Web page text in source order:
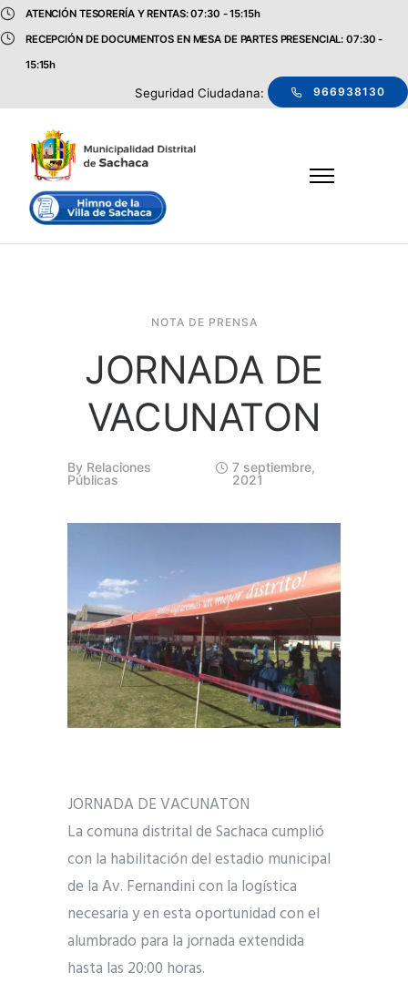
ATENCIÓN TESORERÍA Y RENTAS: 07:30 - 15:15h
RECEPCIÓN DE DOCUMENTOS EN MESA DE PARTES PRESENCIAL: 07:30 -
15:15h
Seguridad Ciudadana: 966938130
NOTA DE PRENSA
JORNADA DE
VACUNATON
By Relaciones
Públicas
7 septiembre,
2021
JORNADA DE VACUNATON
La comuna distrital de Sachaca cumplió
con la habilitación del estadio municipal
de la Av. Fernandini con la logística
necesaria y en esta oportunidad con el
alumbrado para la jornada extendida
hasta las 20:00 horas.